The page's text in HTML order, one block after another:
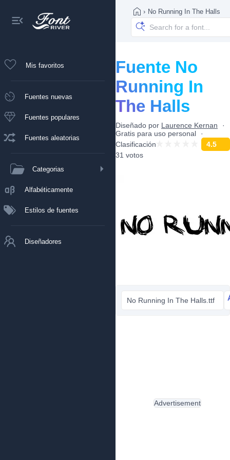
Mis favoritos
Fuentes nuevas
Fuentes populares
Fuentes aleatorias
Categorias
Alfabéticamente
Estilos de fuentes
Diseñadores
› No Running In The Halls
Fuente No
Running In
The Halls
Diseñado por Laurence Kernan
Gratis para uso personal
Clasificación
4.5
31 votos
No Running In The Halls.ttf
Advertisement